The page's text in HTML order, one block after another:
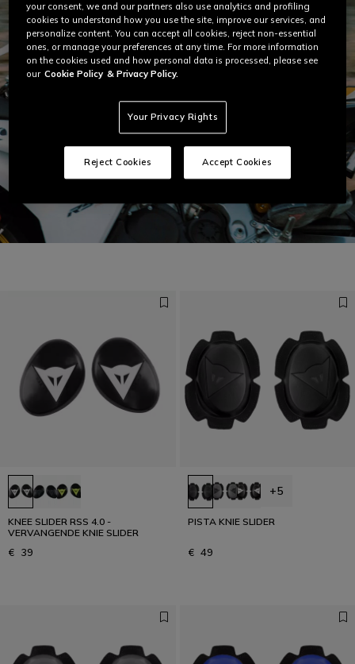
KNEE SLIDER RSS 4.0 -
VERVANGENDE KNIE SLIDER
€ 39
+5
PISTA KNIE SLIDER
€ 49
your consent, we and our partners also use analytics and profiling
cookies to understand how you use the site, improve our services, and
personalize content. You can accept all cookies, reject non-essential
ones, or manage your preferences at any time. For more information
on the cookies used and how personal data is processed, please see
our Cookie Policy & Privacy Policy.
Your Privacy Rights
Reject Cookies Accept Cookies